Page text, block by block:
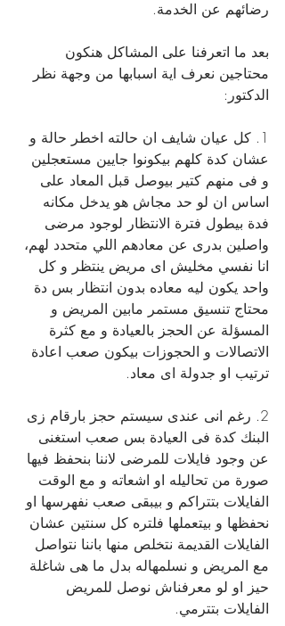
رضائهم عن الخدمة.
بعد ما اتعرفنا على المشاكل هنكون
محتاجين نعرف اية اسبابها من وجهة نظر
الدكتور:
1. كل عيان شايف ان حالته اخطر حالة و
عشان كدة كلهم بيكونوا جايين مستعجلين
و فى منهم كتير بيوصل قبل المعاد على
اساس ان لو حد مجاش هو يدخل مكانه
فدة بيطول فترة الانتظار لوجود مرضى
واصلين بدرى عن معادهم اللي متحدد لهم،
انا نفسي مخليش اى مريض ينتظر و كل
واحد يكون ليه معاده بدون انتظار بس دة
محتاج تنسيق مستمر مابين المريض و
المسؤلة عن الحجز بالعيادة و مع كثرة
الاتصالات و الحجوزات بيكون صعب اعادة
ترتيب او جدولة اى معاد.
2. رغم انى عندى سيستم حجز بارقام زى
البنك كدة فى العيادة بس صعب استغنى
عن وجود فايلات للمرضى لاننا بنحفظ فيها
صورة من تحاليله او اشعاته و مع الوقت
الفايلات بتتراكم و بيبقى صعب نفهرسها او
نحفظها و بيتعملها فلتره كل سنتين عشان
الفايلات القديمة نتخلص منها باننا نتواصل
مع المريض و نسلمهاله بدل ما هى شاغلة
حيز او لو معرفناش نوصل للمريض
الفايلات بتترمي.